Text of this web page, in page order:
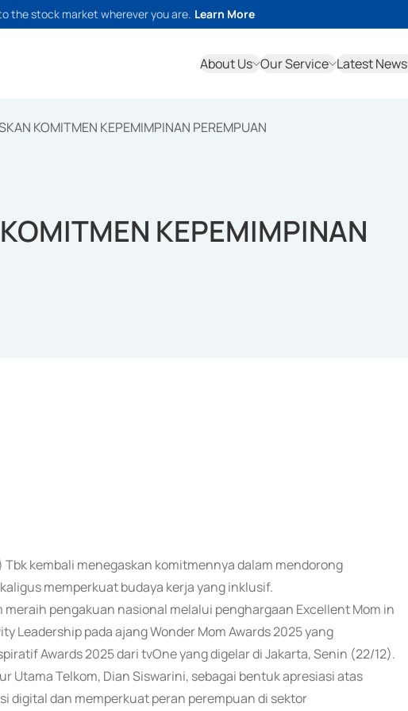
the stock market wherever you are. Learn More
About Us Our Service Latest News
KOMITMEN KEPEMIMPINAN PEREMPUAN
KEPEMIMPINAN
Tbk kembali menegaskan komitmennya dalam mendorong
memperkuat budaya kerja yang inklusif.
pengakuan nasional melalui penghargaan Excellent Mom in
Leadership pada ajang Wonder Mom Awards 2025 yang
Awards 2025 dari tvOne yang digelar di Jakarta, Senin (22/12).
Utama Telkom, Dian Siswarini, sebagai bentuk apresiasi atas
digital dan memperkuat peran perempuan di sektor